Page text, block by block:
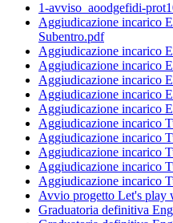
1-avviso_aoodgefidi-
Aggiudicazione incarico
Subentro.pdf
Aggiudicazione incarico
Aggiudicazione incarico
Aggiudicazione incarico
Aggiudicazione incarico
Aggiudicazione incarico
Aggiudicazione incarico
Aggiudicazione incarico
Aggiudicazione incarico
Aggiudicazione incarico
Aggiudicazione incarico
Avvio progetto Let's play
Graduatoria definitiva